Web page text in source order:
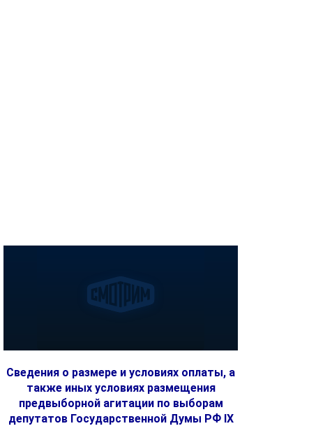
Сведения о размере и условиях оплаты, а
также иных условиях размещения
предвыборной агитации по выборам
депутатов Государственной Думы РФ IX